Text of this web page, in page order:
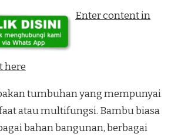
Enter content in
here
tumbuhan yang mempunyai
atau multifungsi. Bambu biasa
bahan bangunan, berbagai